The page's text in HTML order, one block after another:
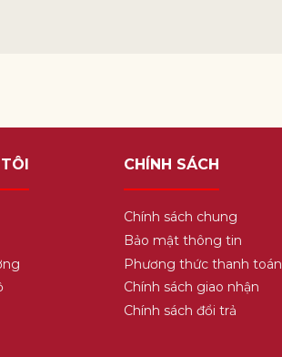
CHÍNH SÁCH
Chính sách chung
Bảo mật thông tin
Phương thức thanh toán
Chính sách giao nhận
Chính sách đổi trả